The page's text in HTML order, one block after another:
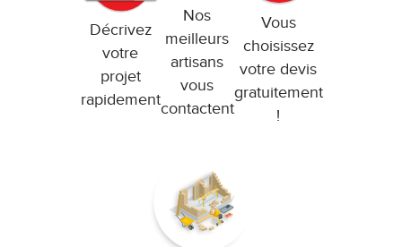
Décrivez
votre
projet
rapidement
Nos
meilleurs
artisans
vous
contactent
Vous
choisissez
votre devis
gratuitement
!